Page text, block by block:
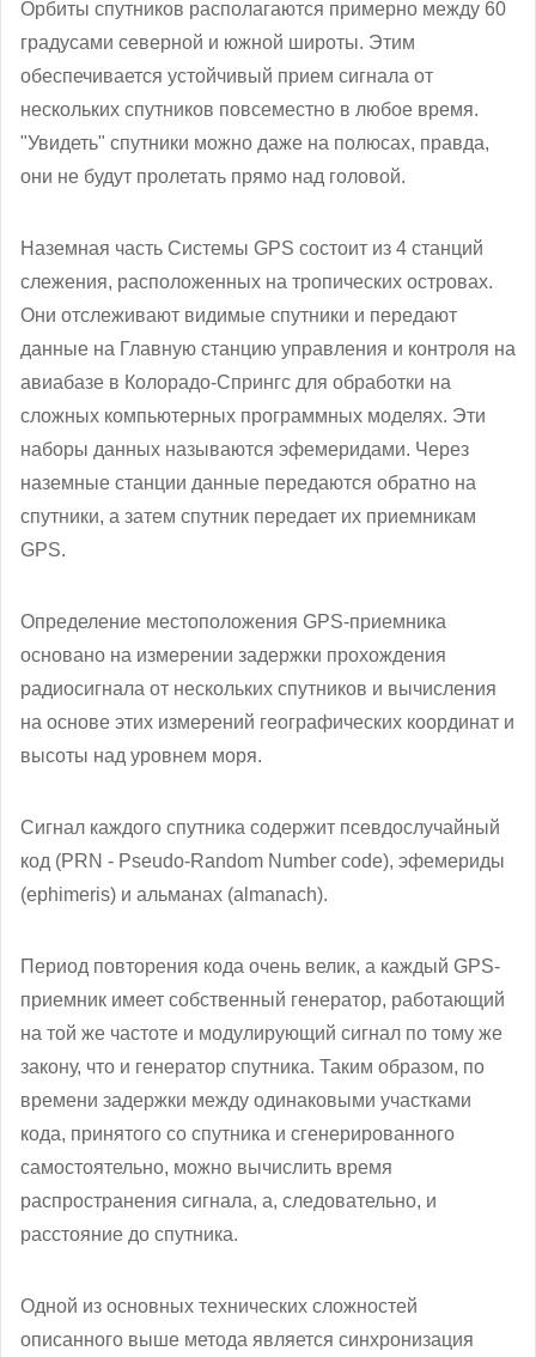
Орбиты спутников располагаются примерно между 60
градусами северной и южной широты. Этим
обеспечивается устойчивый прием сигнала от
нескольких спутников повсеместно в любое время.
"Увидеть" спутники можно даже на полюсах, правда,
они не будут пролетать прямо над головой.
Наземная часть Системы GPS состоит из 4 станций
слежения, расположенных на тропических островах.
Они отслеживают видимые спутники и передают
данные на Главную станцию управления и контроля на
авиабазе в Колорадо-Спрингс для обработки на
сложных компьютерных программных моделях. Эти
наборы данных называются эфемеридами. Через
наземные станции данные передаются обратно на
спутники, а затем спутник передает их приемникам
GPS.
Определение местоположения GPS-приемника
основано на измерении задержки прохождения
радиосигнала от нескольких спутников и вычисления
на основе этих измерений географических координат и
высоты над уровнем моря.
Сигнал каждого спутника содержит псевдослучайный
код (PRN - Pseudo-Random Number code), эфемериды
(ephimeris) и альманах (almanach).
Период повторения кода очень велик, а каждый GPS-
приемник имеет собственный генератор, работающий
на той же частоте и модулирующий сигнал по тому же
закону, что и генератор спутника. Таким образом, по
времени задержки между одинаковыми участками
кода, принятого со спутника и сгенерированного
самостоятельно, можно вычислить время
распространения сигнала, а, следовательно, и
расстояние до спутника.
Одной из основных технических сложностей
описанного выше метода является синхронизация